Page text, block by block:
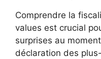
Comprendre la
values est crucial
surprises au
déclaration des